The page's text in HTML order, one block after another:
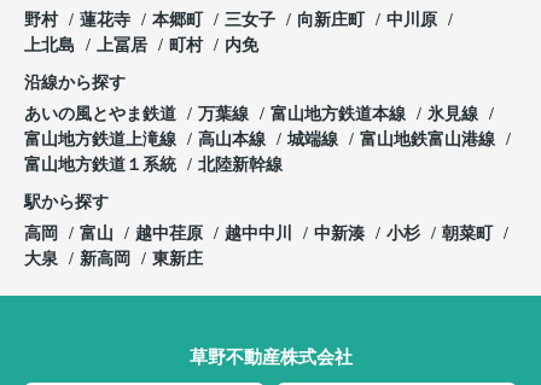
野村
蓮花寺 本郷町 三女子 向新庄町
中川原
上北島
上冨居 町村 内免
沿線から探す
あいの風とやま鉄道
万葉線 富山地方鉄道本線
氷見線
富山地方鉄道上滝線
高山本線 城端線
富山地鉄富山港線
富山地方鉄道１系統
北陸新幹線
駅から探す
高岡
富山 越中荏原 越中中川 中新湊 小杉
朝菜町
大泉
新高岡 東新庄
草野不動産株式会社